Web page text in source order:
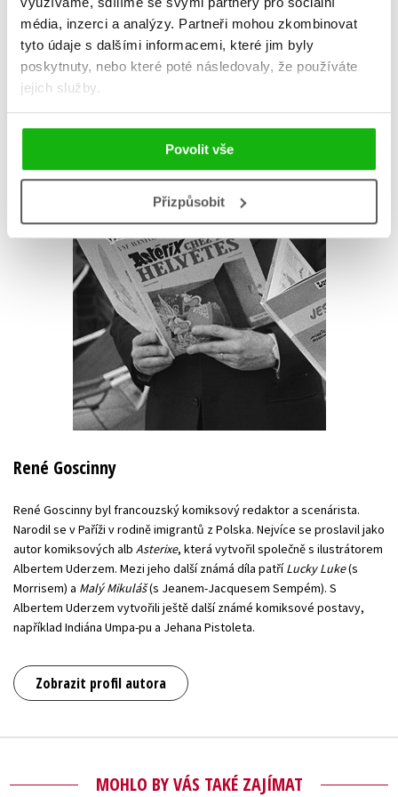
média, inzerci a analýzy. Partneři mohou zkombinovat
tyto údaje s dalšími informacemi, které jim byly
poskytnuty, nebo které poté následovaly, že používáte
jejich služby.
Povolit vše
Přizpůsobit
René Goscinny
René Goscinny byl francouzský komiksový redaktor a scenárista.
Narodil se v Paříži v rodině imigrantů z Polska. Nejvíce se proslavil jako
autor komiksových alb Asterixe, která vytvořil společně s ilustrátorem
Albertem Uderzem. Mezi jeho další známá díla patříLucky Luke(s
Morrisem) a Malý Mikuláš(s Jeanem-Jacquesem Sempém). S
Albertem Uderzem vytvořili ještě další známé komiksové postavy,
například Indiána Umpa-pu a Jehana Pistoleta.
Zobrazit profil autora
MOHLO BY VÁS TAKÉ ZAJÍMAT